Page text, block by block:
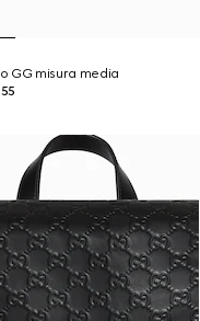
GG misura media